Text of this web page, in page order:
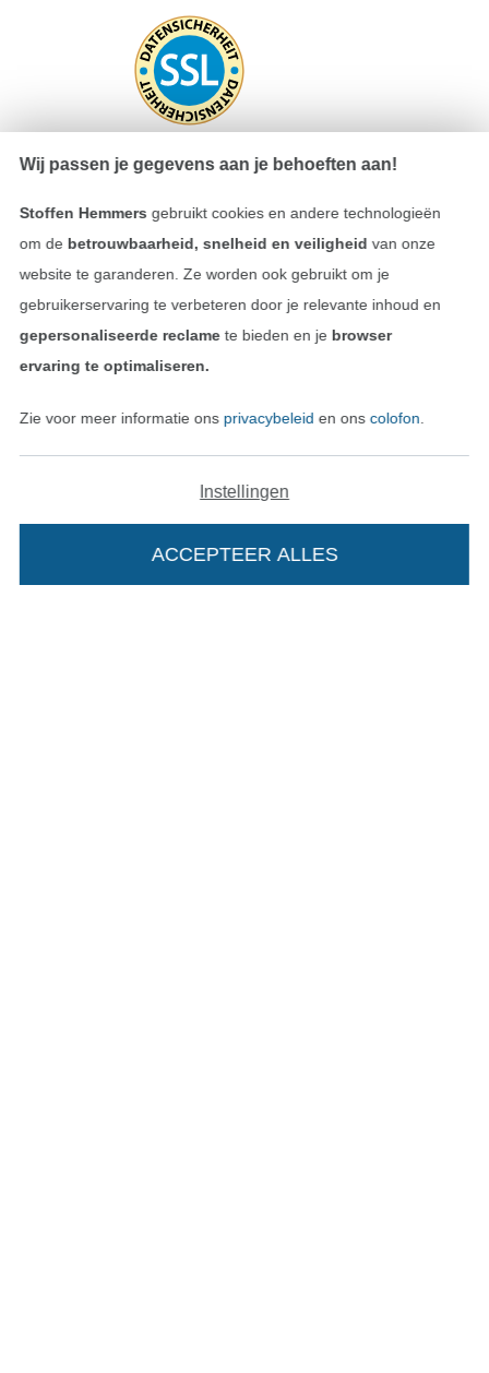
Onze transporteurs
Wissel naar de Duitse shop
Wij passen je gegevens aan je behoeften aan!
Stoffen Hemmers gebruikt cookies en andere technologieën
om de betrouwbaarheid, snelheid en veiligheid van onze
website te garanderen. Ze worden ook gebruikt om je
gebruikerservaring te verbeteren door je relevante inhoud en
gepersonaliseerde reclamete bieden en je browser
ervaring te optimaliseren.
Zie voor meer informatie ons privacybeleid en ons colofon
Instellingen
ACCEPTEER ALLES